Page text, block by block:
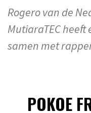
Rogero van de
MutiaraTEC
samen met
POKOE